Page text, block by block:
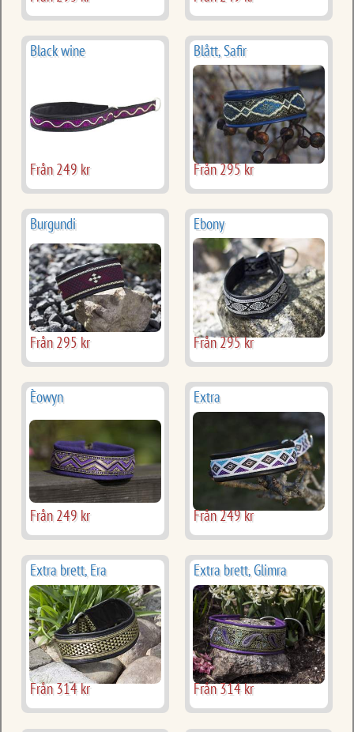
Black wine
Från 249 kr
Blått, Safir
Från 295 kr
Burgundi
Från 295 kr
Ebony
Från 295 kr
Èowyn
Från 249 kr
Extra
Från 249 kr
Extra brett, Era
Från 314 kr
Extra brett, Glimra
Från 314 kr